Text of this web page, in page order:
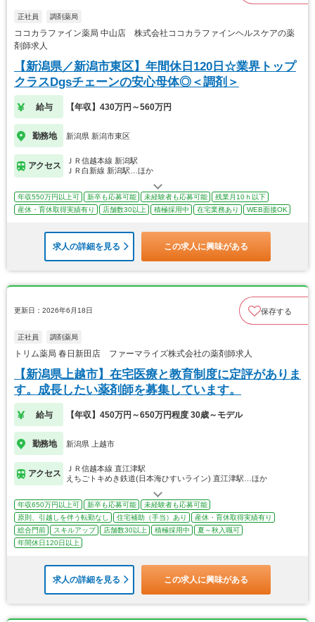
正社員 調剤薬局
ココカラファイン薬局 中山店 株式会社ココカラファインヘルスケアの薬
剤師求人
【新潟県／新潟市東区】年間休日120日☆業界トップ
クラスDgsチェーンの安心母体◎＜調剤＞
給与 【年収】430万円～560万円
勤務地 新潟県 新潟市東区
アクセス
ＪＲ信越本線 新潟駅
ＪＲ白新線 新潟駅…ほか
年収550万円以上可 新卒も応募可能 未経験者も応募可能
残業月10ｈ以下
産休・育休取得実績有り
店舗数30以上 積極採用中 在宅業務あり WEB面接OK
求人の詳細を見る この求人に興味がある
更新日：2026年6月18日 保存する
正社員 調剤薬局
トリム薬局 春日新田店 ファーマライズ株式会社の薬剤師求人
【新潟県上越市】在宅医療と教育制度に定評がありま
す。成長したい薬剤師を募集しています。
給与 【年収】450万円～650万円程度 30歳～モデル
勤務地 新潟県 上越市
アクセス
ＪＲ信越本線 直江津駅
えちごトキめき鉄道(日本海ひすいライン) 直江津駅…ほか
年収650万円以上可 新卒も応募可能
未経験者も応募可能
原則、引越しを伴う転勤なし
住宅補助（手当）あり
産休・育休取得実績有り
総合門前
スキルアップ 店舗数30以上 積極採用中
夏～秋入職可
年間休日120日以上
求人の詳細を見る この求人に興味がある